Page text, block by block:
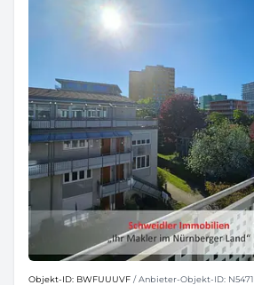
Objekt-ID: BWFUUUVF / Anbieter-Objekt-ID: N5471